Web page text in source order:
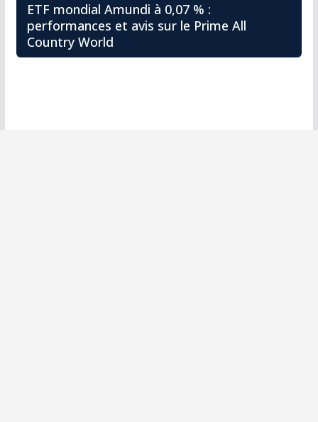
ETF mondial Amundi à 0,07 % :
performances et avis sur le Prime All
Country World